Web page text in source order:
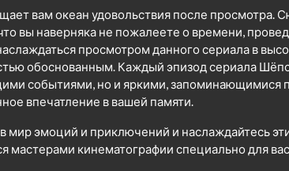
вам океан удовольствия после просмотра.
вы наверняка не пожалеете о времени,
просмотром данного сериала в
обоснованным. Каждый эпизод сериала
событиями, но и яркими, запоминающимися
впечатление в вашей памяти.
мир эмоций и приключений и наслаждайтесь
мастерами кинематографии специально для